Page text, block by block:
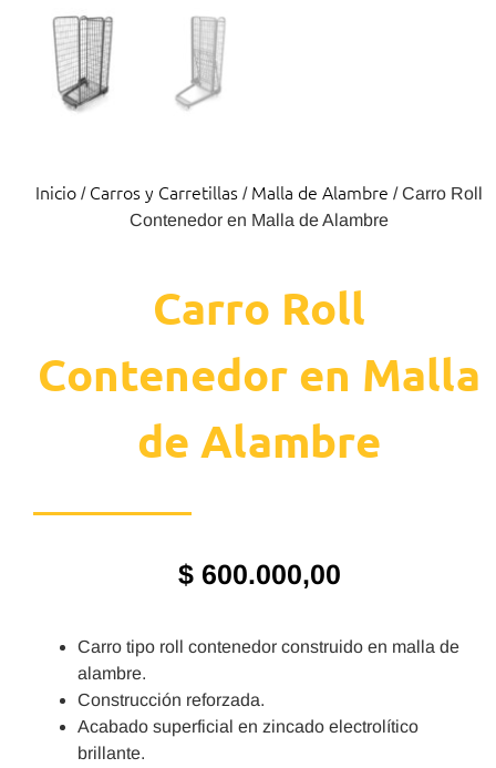
Inicio / Carros y Carretillas / Malla de Alambre / Carro Roll
Contenedor en Malla de Alambre
Carro Roll
Contenedor en Malla
de Alambre
$600.000,00
Carro tipo roll contenedor construido en malla de
alambre.
Construcción reforzada.
Acabado superficial en zincado electrolítico
brillante.